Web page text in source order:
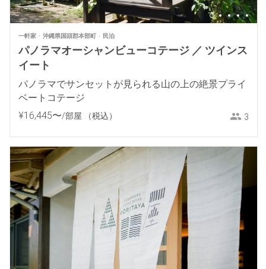
一軒家 沖縄県国頭郡本部町 民泊
パノラマオーシャンビューコテージ ／ ツインス
イート
パノラマでサンセットが見られる山の上の絶景プライ
ベートコテージ
¥16,445〜/部屋 （税込） 3